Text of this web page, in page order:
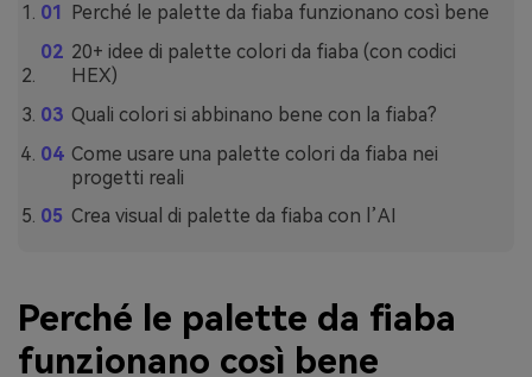
Perché le palette da fiaba funzionano così bene
20+ idee di palette colori da fiaba (con codici
HEX)
Quali colori si abbinano bene con la fiaba?
Come usare una palette colori da fiaba nei
progetti reali
Crea visual di palette da fiaba con l’AI
Perché le palette da fiaba
funzionano così bene